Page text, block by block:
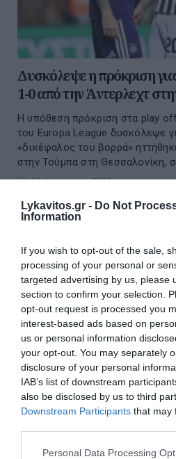
Lykavitos.gr - Do Not
Information
If you wish to opt-out of the sale,
processing of your personal or
targeted advertising by us, please
section to confirm your selection.
opt-out request is processed you
interest-based ads based on
us or personal information
your opt-out. You may separately
disclosure of your personal
IAB’s list of downstream
also be disclosed by us to third
Downstream Participants that may
Please note that this website/app
Personal Data Processing
Δυσκόλεψε η πρόκριση
1-0 από την Άντερλεχτ
Η υπόθεση πρόκριση στα play
του Europa League δυσκόλεψε
«δικέφαλος του βορρά»
στην Τούμπα στη Θεσσαλονίκη,
06 Αυγούστου 2026
Στη Βουλγαρία θα κριθεί
Παναθηναϊκό, 1-1 με την